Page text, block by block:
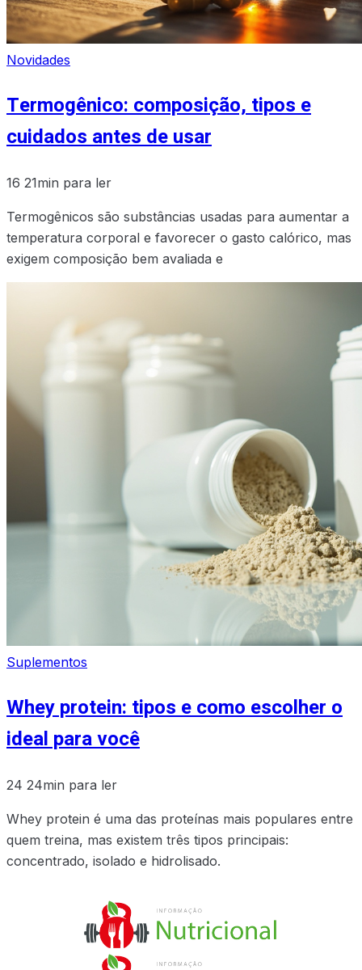
Novidades
Termogênico: composição, tipos e
cuidados antes de usar
16 21min para ler
Termogênicos são substâncias usadas para aumentar a
temperatura corporal e favorecer o gasto calórico, mas
exigem composição bem avaliada e
Suplementos
Whey protein: tipos e como escolher o
ideal para você
24 24min para ler
Whey protein é uma das proteínas mais populares entre
quem treina, mas existem três tipos principais:
concentrado, isolado e hidrolisado.